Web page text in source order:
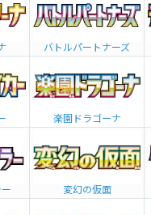
バトルパートナーズ
楽園ドラゴーナ
変幻の仮面